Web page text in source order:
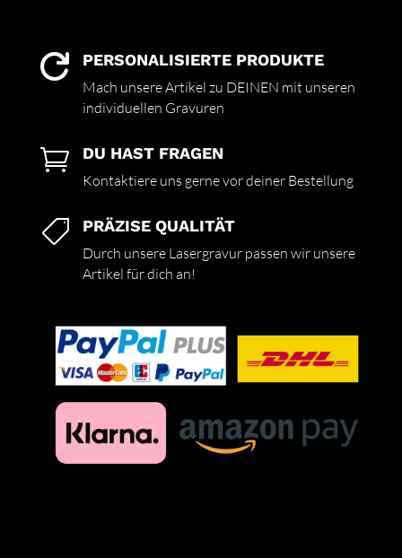
 PERSONALISIERTE PRODUKTE
Mach unsere Artikel zu DEINEN mit unseren
individuellen Gravuren
 DU HAST FRAGEN
Kontaktiere uns gerne vor deiner Bestellung
 PRÄZISE QUALITÄT
Durch unsere Lasergravur passen wir unsere
Artikel für dich an!